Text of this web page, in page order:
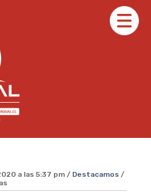
a las 5:37 pm / Destacamos /